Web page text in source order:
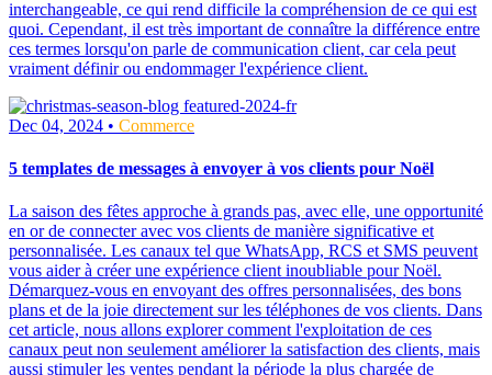
interchangeable, ce qui rend difficile la compréhension de ce qui est
quoi. Cependant, il est très important de connaître la différence entre
ces termes lorsqu'on parle de communication client, car cela peut
vraiment définir ou endommager l'expérience client.
Dec 04, 2024 • Commerce
5 templates de messages à envoyer à vos clients pour Noël
La saison des fêtes approche à grands pas, avec elle, une opportunité
en or de connecter avec vos clients de manière significative et
personnalisée. Les canaux tel que WhatsApp, RCS et SMS peuvent
vous aider à créer une expérience client inoubliable pour Noël.
Démarquez-vous en envoyant des offres personnalisées, des bons
plans et de la joie directement sur les téléphones de vos clients. Dans
cet article, nous allons explorer comment l'exploitation de ces
canaux peut non seulement améliorer la satisfaction des clients, mais
aussi stimuler les ventes pendant la période la plus chargée de